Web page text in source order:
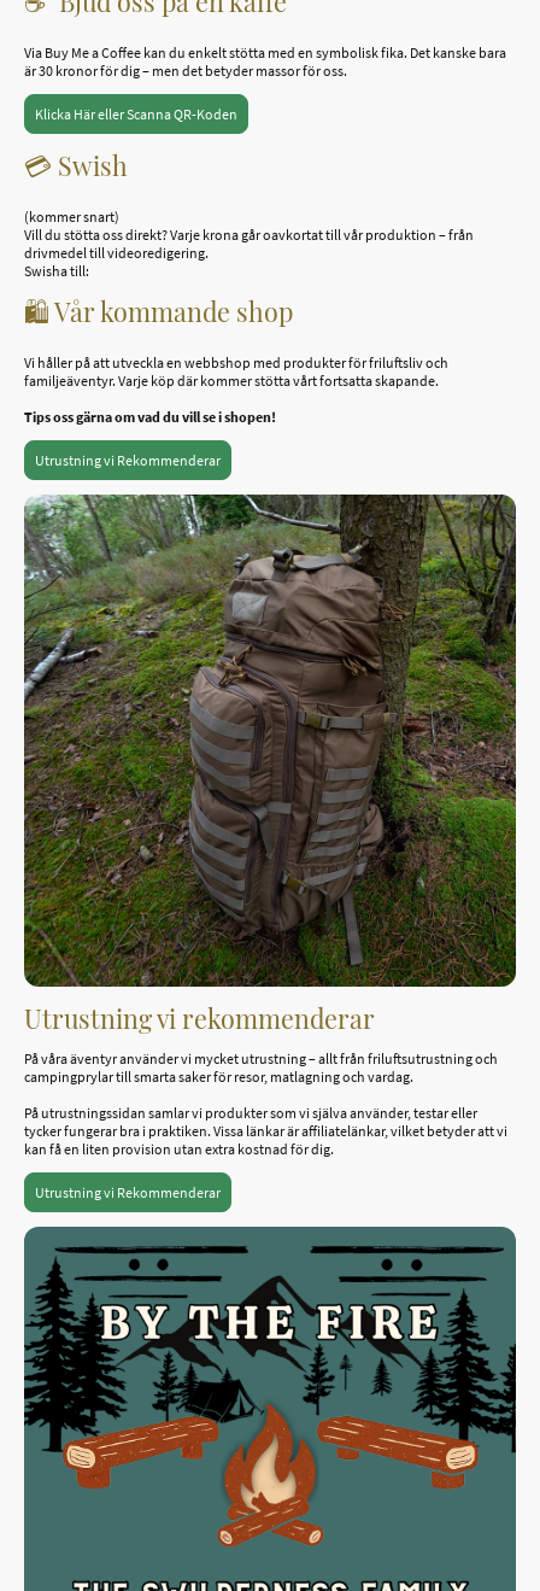
Via Buy Me a Coffee kan du enkelt stötta med en symbolisk fika. Det kanske bara
är 30 kronor för dig – men det betyder massor för oss.
Klicka Här eller Scanna QR-Koden
💳 Swish
(kommer snart)
Vill du stötta oss direkt? Varje krona går oavkortat till vår produktion – från
drivmedel till videoredigering.
Swisha till:
🛍 Vår kommande shop
Vi håller på att utveckla en webbshop med produkter för friluftsliv och
familjeäventyr. Varje köp där kommer stötta vårt fortsatta skapande.
Tips oss gärna om vad du vill se i shopen!
Utrustning vi Rekommenderar
Utrustning vi rekommenderar
På våra äventyr använder vi mycket utrustning – allt från friluftsutrustning och
campingprylar till smarta saker för resor, matlagning och vardag.
På utrustningssidan samlar vi produkter som vi själva använder, testar eller
tycker fungerar bra i praktiken. Vissa länkar är affiliatelänkar, vilket betyder att vi
kan få en liten provision utan extra kostnad för dig.
Utrustning vi Rekommenderar